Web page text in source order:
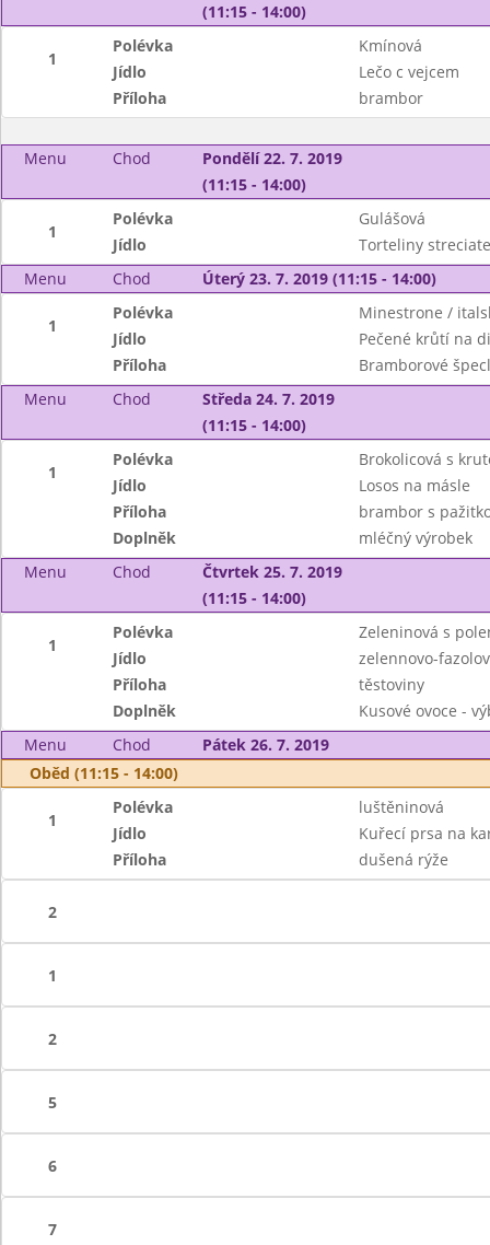
(11:15 - 14:00)
1
Polévka
Kmínová
Jídlo
Lečo c vejcem
Příloha
brambor
Menu Chod
Pondělí 22. 7. 2019
(11:15 - 14:00)
1
Polévka
Gulášová
Jídlo
Torteliny
Menu
Chod Úterý 23. 7. 2019 (11:15 - 14:00)
1
Polévka
Minestrone /
Jídlo
Pečené krůtí na
Příloha
Bramborové
Menu
Chod
Středa 24. 7. 2019
(11:15 - 14:00)
1
Polévka
Brokolicová s
Jídlo
Losos na másle
Příloha
brambor s
Doplněk
mléčný výrobek
Menu
Chod
Čtvrtek 25. 7. 2019
(11:15 - 14:00)
1
Polévka
Zeleninová s
Jídlo
zelennovo-
Příloha
těstoviny
Doplněk
Kusové ovoce -
Menu
Chod
Pátek 26. 7. 2019
Oběd (11:15 - 14:00)
1
Polévka
luštěninová
Jídlo
Kuřecí prsa na
Příloha
dušená rýže
2
1
2
5
6
7